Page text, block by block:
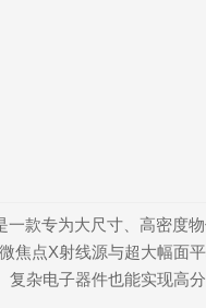
款专为大尺寸、高密度
焦点X射线源与超大幅面
杂电子器件也能实现高分